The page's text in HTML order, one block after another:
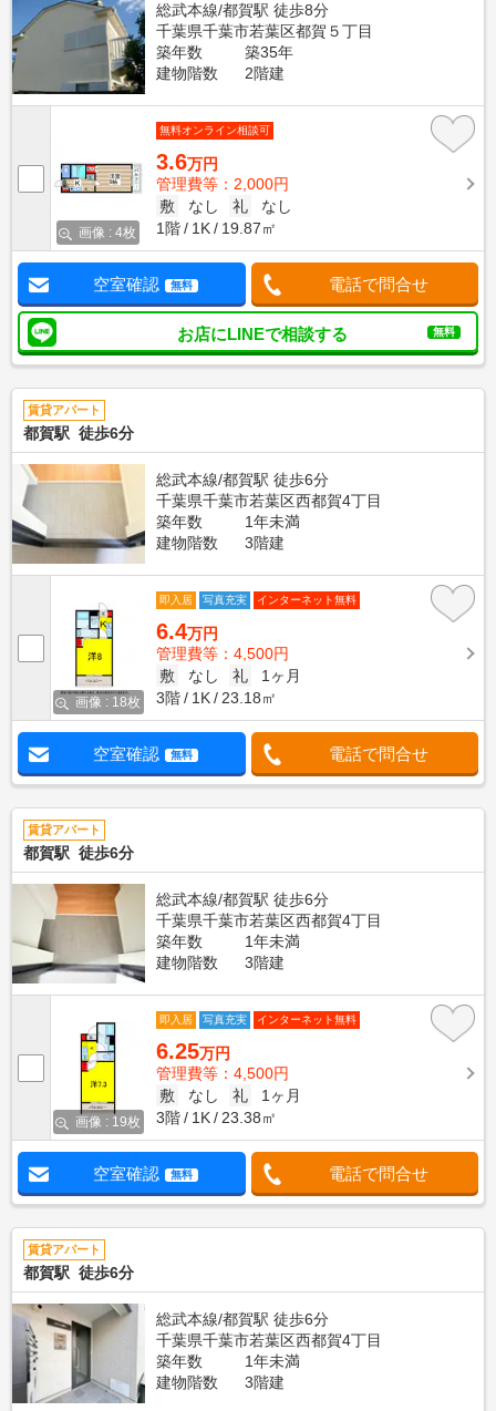
総武本線/都賀駅 徒歩8分
千葉県千葉市若葉区都賀５丁目
築年数
築35年
建物階数
2階建
画像 : 4枚
無料オンライン相談可
3.6万円
管理費等：2,000円
敷
なし 礼
なし
1階
1K 19.87㎡
空室確認 無料 電話で問合せ
お店にLINEで相談する 無料
賃貸アパート
都賀駅 徒歩6分
総武本線/都賀駅 徒歩6分
千葉県千葉市若葉区西都賀4丁目
築年数
1年未満
建物階数
3階建
画像 : 18枚
即入居 写真充実 インターネット無料
6.4万円
管理費等：4,500円
敷
なし 礼
1ヶ月
3階
1K 23.18㎡
空室確認 無料 電話で問合せ
賃貸アパート
都賀駅 徒歩6分
総武本線/都賀駅 徒歩6分
千葉県千葉市若葉区西都賀4丁目
築年数
1年未満
建物階数
3階建
画像 : 19枚
即入居 写真充実 インターネット無料
6.25万円
管理費等：4,500円
敷
なし 礼
1ヶ月
3階
1K 23.38㎡
空室確認 無料 電話で問合せ
賃貸アパート
都賀駅 徒歩6分
総武本線/都賀駅 徒歩6分
千葉県千葉市若葉区西都賀4丁目
築年数
1年未満
建物階数
3階建